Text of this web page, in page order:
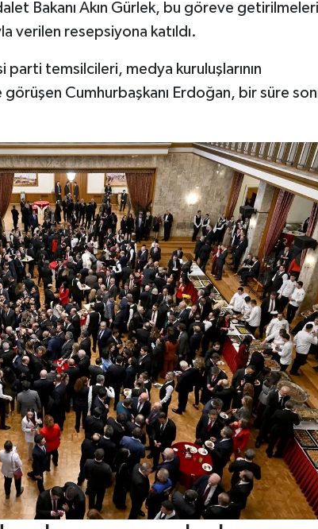
Bakanı Akın Gürlek, bu göreve
verilen resepsiyona katıldı.
temsilcileri, medya kuruluşlarının
Cumhurbaşkanı Erdoğan, bir süre